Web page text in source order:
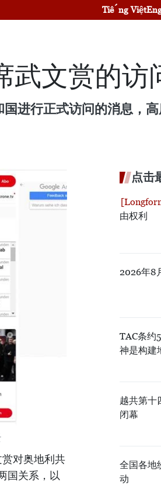
Tiếng Việt
武文赏的访
进行正式访问的消息，
对奥地利共
国关系，以
点击
由权利
2026年8
TAC条约
神是构建
越共第十
闭幕
全国各地
动